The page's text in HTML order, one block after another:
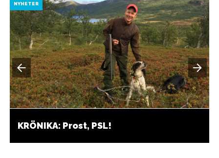
NYHETER
KRÖNIKA: Prost, PSL!